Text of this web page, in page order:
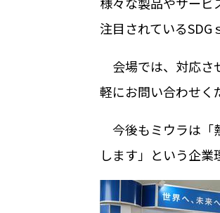
注目されているSDG
会場では、対応さ
軽にお問い合わせく
今後もミウラは「
します」という企業